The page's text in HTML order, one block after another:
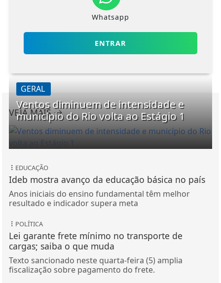
Whatsapp
ENTRAR
VEJA MAIS
GERAL
Ventos diminuem de intensidade e
município do Rio volta ao Estágio 1
EDUCAÇÃO
Ideb mostra avanço da educação básica no país
Anos iniciais do ensino fundamental têm melhor
resultado e indicador supera meta
POLÍTICA
Lei garante frete mínimo no transporte de
cargas; saiba o que muda
Texto sancionado neste quarta-feira (5) amplia
fiscalização sobre pagamento do frete.